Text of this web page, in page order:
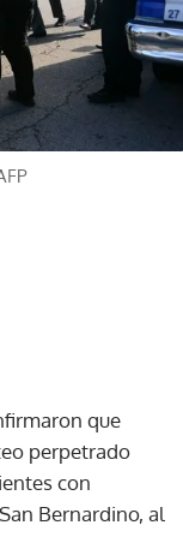
que
perpetrado
con
Bernardino, al